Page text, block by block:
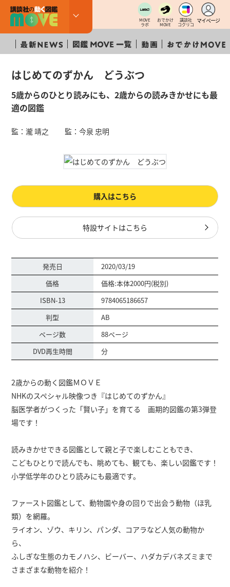
MOVE
ラボ
おでかけ
MOVE
講談社
コクリコ
マイページ
はじめてのずかん どうぶつ
5歳からのひとり読みにも、2歳からの読みきかせにも最
適の図鑑
監：瀧 靖之 監：今泉 忠明
購入はこちら
特設サイトはこちら
発売日
2020/03/19
価格
価格:本体2000円(税別)
ISBN-13
9784065186657
判型
AB
ページ数
88ページ
DVD再生時間
分
2歳からの動く図鑑ＭＯＶＥ
NHKのスペシャル映像つき『はじめてのずかん』
脳医学者がつくった「賢い子」を育てる 画期的図鑑の第3弾登
場です！
読みきかせできる図鑑として親と子で楽しむこともでき、
こどもひとりで読んでも、眺めても、観ても、楽しい図鑑です！
小学低学年のひとり読みにも最適です。
ファースト図鑑として、動物園や身の回りで出会う動物（ほ乳
類）を網羅。
ライオン、ゾウ、キリン、パンダ、コアラなど人気の動物か
ら、
ふしぎな生態のカモノハシ、ビーバー、ハダカデバネズミまで
さまざまな動物を紹介！